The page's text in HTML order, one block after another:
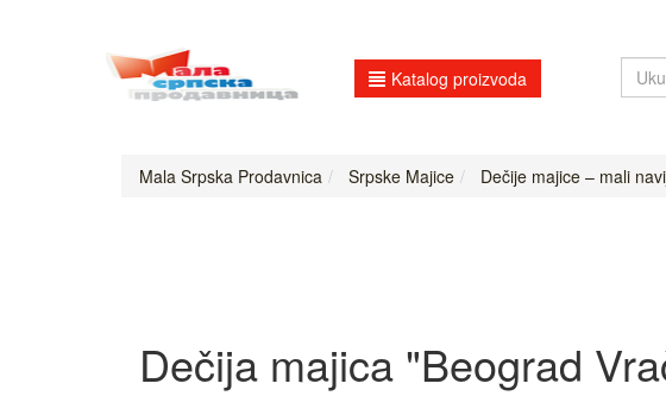
Katalog proizvoda
Mala Srpska Prodavnica Srpske Majice Dečije majice – mali
Dečija majica "Beograd